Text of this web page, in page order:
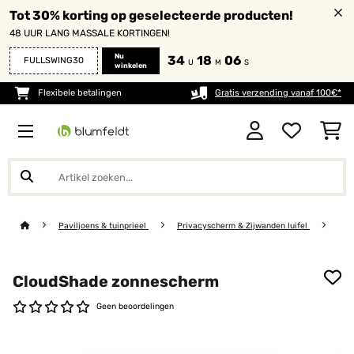
Tot 30% korting op geselecteerde producten!
48 UUR LANG MASSALE KORTINGEN!
FULLSWING30
Nu
winkelen
34 U 18 M 06 S
Flexibele betalingen Gratis verzending vanaf 100€*
Paviljoens & tuinprieel Privacyscherm & Zijwanden luifel
CloudShade zonnescherm
Geen beoordelingen